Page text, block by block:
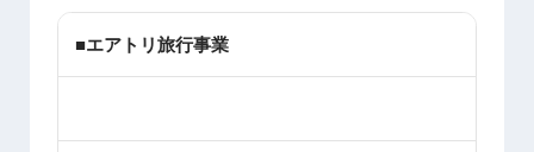
■エアトリ旅行事業